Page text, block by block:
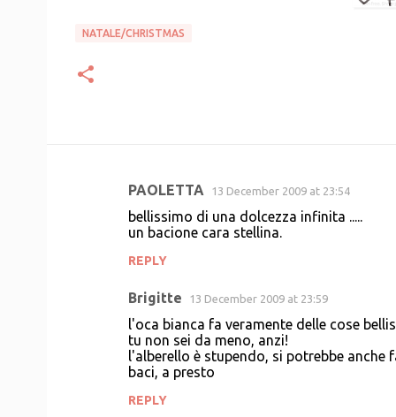
NATALE/CHRISTMAS
PAOLETTA 13 December 2009 at 23:54
bellissimo di una dolcezza infinita .....
un bacione cara stellina.
REPLY
Brigitte 13 December 2009 at 23:59
l'oca bianca fa veramente delle cose
tu non sei da meno, anzi!
l'alberello è stupendo, si potrebbe anche
baci, a presto
REPLY